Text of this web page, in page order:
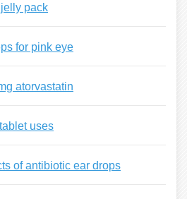
pack
for pink eye
atorvastatin
uses
of antibiotic ear drops